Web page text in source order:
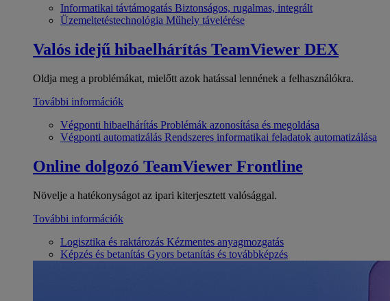
Informatikai távtámogatás Biztonságos, rugalmas, integrált
Üzemeltetéstechnológia Műhely távelérése
Valós idejű hibaelhárítás TeamViewer DEX
Oldja meg a problémákat, mielőtt azok hatással lennének a felhasználókra.
További információk
Végponti hibaelhárítás Problémák azonosítása és megoldása
Végponti automatizálás Rendszeres informatikai feladatok automatizálása
Online dolgozó TeamViewer Frontline
Növelje a hatékonyságot az ipari kiterjesztett valósággal.
További információk
Logisztika és raktározás Kézmentes anyagmozgatás
Képzés és betanítás Gyors betanítás és továbbképzés